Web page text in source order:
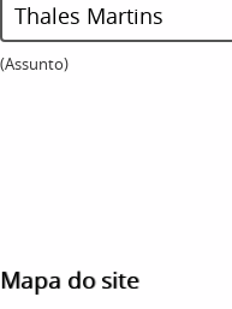
Thales Martins
(Assunto)
Mapa do site